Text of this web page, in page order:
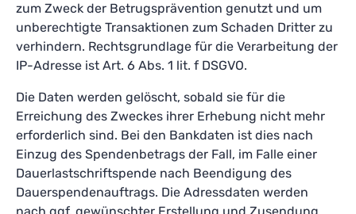
zum Zweck der Betrugsprävention genutzt und um
unberechtigte Transaktionen zum Schaden Dritter zu
verhindern. Rechtsgrundlage für die Verarbeitung der
IP-Adresse ist Art. 6 Abs. 1 lit. f DSGVO.
Die Daten werden gelöscht, sobald sie für die
Erreichung des Zweckes ihrer Erhebung nicht mehr
erforderlich sind. Bei den Bankdaten ist dies nach
Einzug des Spendenbetrags der Fall, im Falle einer
Dauerlastschriftspende nach Beendigung des
Dauerspendenauftrags. Die Adressdaten werden